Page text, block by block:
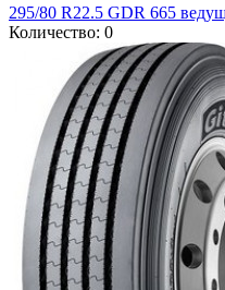
295/80 R22.5 GDR 665
Количество: 0